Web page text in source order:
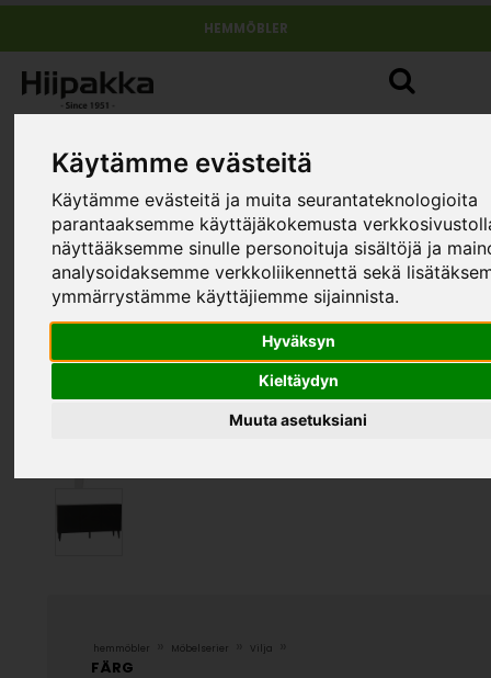
Käytämme evästeitä
Käytämme evästeitä ja muita seurantateknologioita
parantaaksemme käyttäjäkokemusta
näyttääksemme sinulle personoituja sisältöjä ja
analysoidaksemme verkkoliikennettä sekä
ymmärrystämme käyttäjiemme sijainnista.
Hyväksyn
Kieltäydyn
Muuta asetuksiani
HEMMÖBLER
hemmöbler Möbelserier Vilja
FÄRG